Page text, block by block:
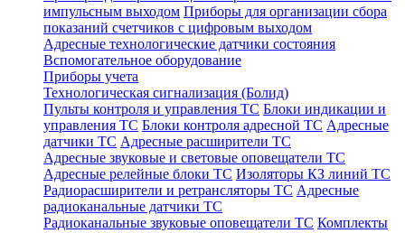
импульсным выходом Приборы для организации сбора
показаний счетчиков с цифровым выходом
Адресные технологические датчики состояния
Вспомогательное оборудование
Приборы учета
Технологическая сигнализация (Болид)
Пульты контроля и управления ТС Блоки индикации и
управления ТС Блоки контроля адресной ТС Адресные
датчики ТС Адресные расширители ТС
Адресные звуковые и световые оповещатели ТС
Адресные релейные блоки ТС Изоляторы КЗ линий ТС
Радиорасширители и ретрансляторы ТС Адресные
радиоканальные датчики ТС
Радиоканальные звуковые оповещатели ТС Комплекты